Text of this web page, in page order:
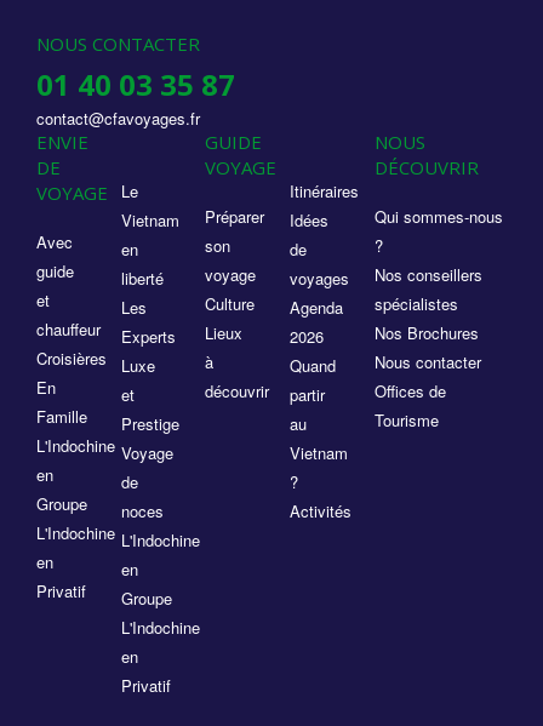
NOUS CONTACTER
01 40 03 35 87
contact@cfavoyages.fr
ENVIE
DE
VOYAGE
Avec
guide
et
chauffeur
Croisières
En
Famille
L'Indochine
en
Groupe
L'Indochine
en
Privatif
Le
Vietnam
en
liberté
Les
Experts
Luxe
et
Prestige
Voyage
de
noces
L'Indochine
en
Groupe
L'Indochine
en
Privatif
GUIDE
VOYAGE
Préparer
son
voyage
Culture
Lieux
à
découvrir
Itinéraires
Idées
de
voyages
Agenda
2026
Quand
partir
au
Vietnam
?
Activités
NOUS
DÉCOUVRIR
Qui sommes-nous
?
Nos conseillers
spécialistes
Nos Brochures
Nous contacter
Offices de
Tourisme